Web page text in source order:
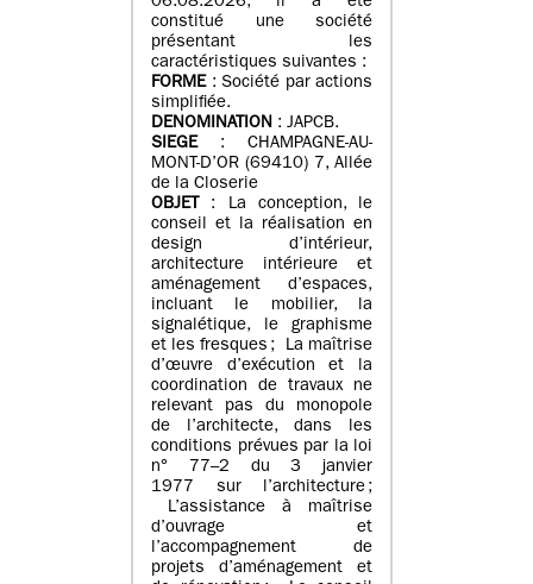
constitué une société
présentant les
caractéristiques suivantes :
FORME: Société par actions
simplifiée.
DENOMINATION : JAPCB.
SIEGE: CHAMPAGNE-AU-
MONT-D’OR (69410) 7, Allée
de la Closerie
OBJET : La conception, le
conseil et la réalisation en
design d’intérieur,
architecture intérieure et
aménagement d’espaces,
incluant le mobilier, la
signalétique, le graphisme
et les fresques ; La maîtrise
d’œuvre d’exécution et la
coordination de travaux ne
relevant pas du monopole
de l’architecte, dans les
conditions prévues par la loi
n° 77–2 du 3 janvier
1977 sur l’architecture ;
L’assistance à maîtrise
d’ouvrage et
l’accompagnement de
projets d’aménagement et